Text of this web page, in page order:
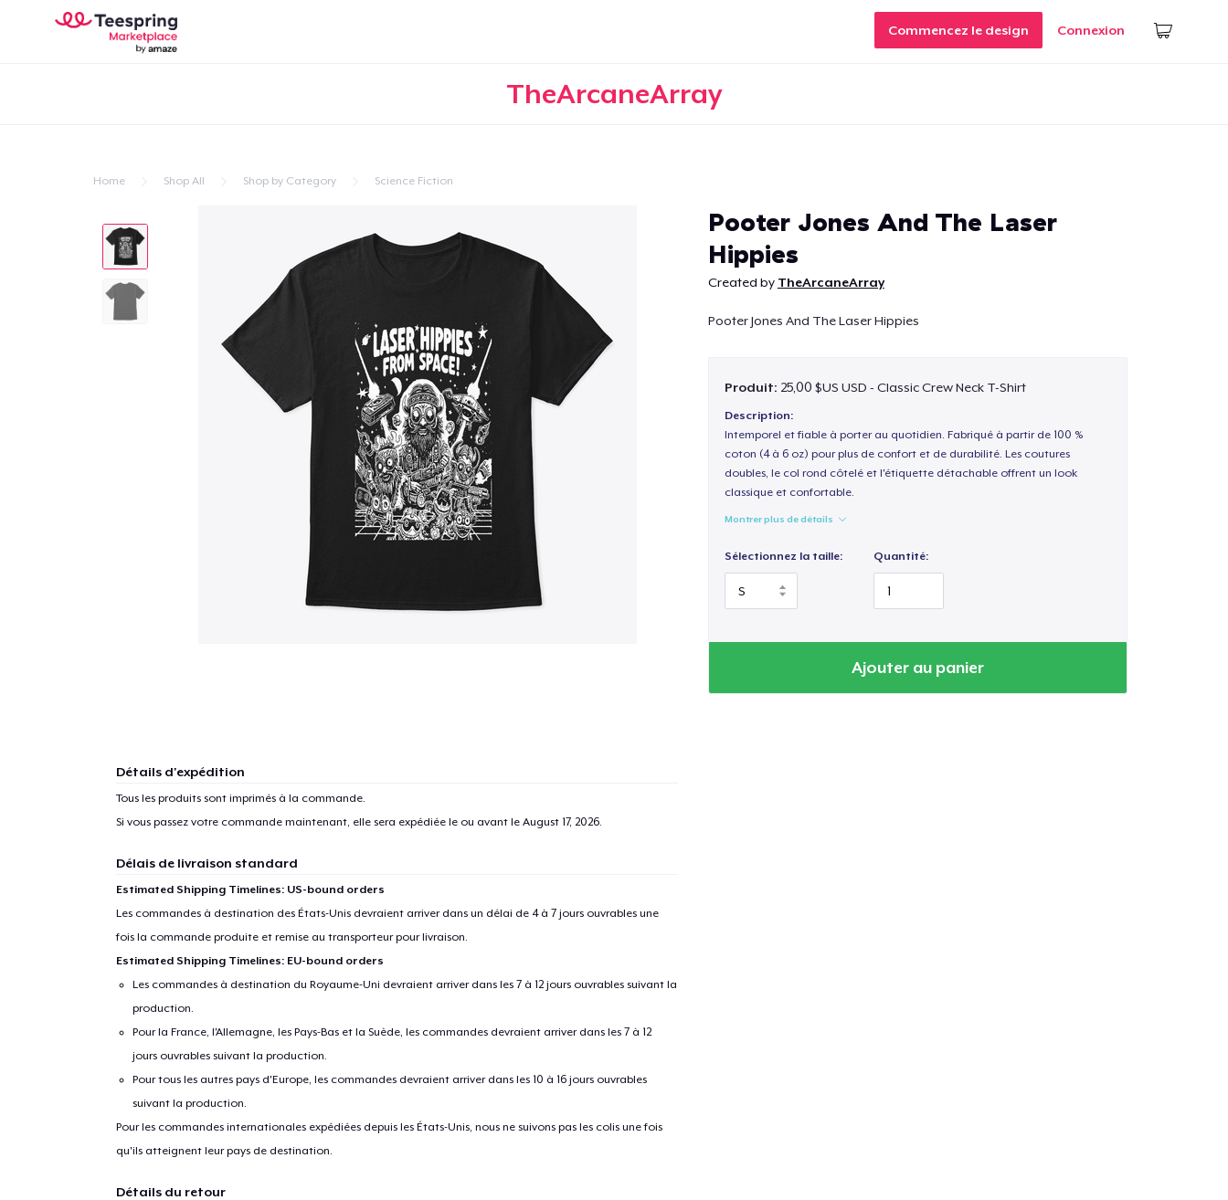
Commencez le design Connexion
TheArcaneArray
Home Shop All Shop by Category Science Fiction
Pooter Jones And The Laser
Hippies
Created by TheArcaneArray
Pooter Jones And The Laser Hippies
Produit: 25,00 $US USD - Classic Crew Neck T-Shirt
Description:
Intemporel et fiable à porter au quotidien. Fabriqué à partir de 100 %
coton (4 à 6 oz) pour plus de confort et de durabilité. Les coutures
doubles, le col rond côtelé et l'étiquette détachable offrent un look
classique et confortable.
Montrer plus de détails
Sélectionnez la taille: Quantité:
Ajouter au panier
Détails d'expédition
Tous les produits sont imprimés à la commande.
Si vous passez votre commande maintenant, elle sera expédiée le ou avant le August 17, 2026.
Délais de livraison standard
Estimated Shipping Timelines: US-bound orders
Les commandes à destination des États-Unis devraient arriver dans un délai de 4 à 7 jours ouvrables une
fois la commande produite et remise au transporteur pour livraison.
Estimated Shipping Timelines: EU-bound orders
Les commandes à destination du Royaume-Uni devraient arriver dans les 7 à 12 jours ouvrables suivant la
production.
Pour la France, l'Allemagne, les Pays-Bas et la Suède, les commandes devraient arriver dans les 7 à 12
jours ouvrables suivant la production.
Pour tous les autres pays d'Europe, les commandes devraient arriver dans les 10 à 16 jours ouvrables
suivant la production.
Pour les commandes internationales expédiées depuis les États-Unis, nous ne suivons pas les colis une fois
qu'ils atteignent leur pays de destination.
Détails du retour